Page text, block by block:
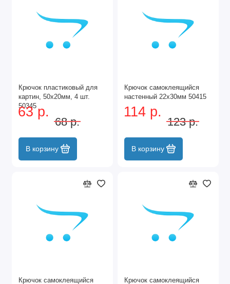
Крючок пластиковый для
картин, 50х20мм, 4 шт.
50345
63 р.
68 р.
В корзину
Крючок самоклеящийся
настенный 22x30мм 50415
114 р.
123 р.
В корзину
Крючок самоклеящийся
Крючок самоклеящийся